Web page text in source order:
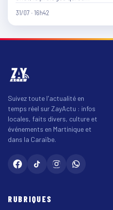
31/07 · 16h42
Suivez toute l'actualité en
temps réel sur ZayActu : infos
locales, faits divers, culture et
événements en Martinique et
dans la Caraïbe.
RUBRIQUES